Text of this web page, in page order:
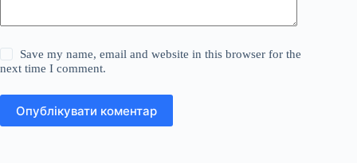
Save my name, email and website in this browser for the
next time I comment.
Опублікувати коментар